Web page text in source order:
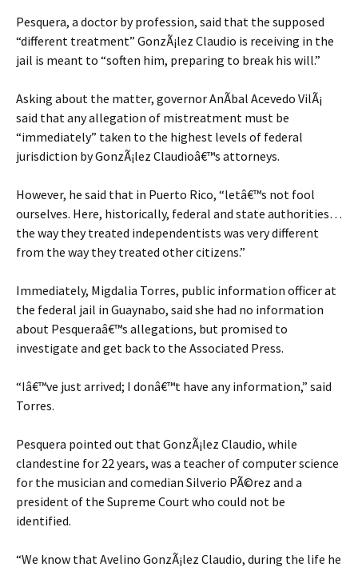
Pesquera, a doctor by profession, said that the supposed
“different treatment” GonzÃ¡lez Claudio is receiving in the
jail is meant to “soften him, preparing to break his will.”
Asking about the matter, governor AnÃ­bal Acevedo VilÃ¡
said that any allegation of mistreatment must be
“immediately” taken to the highest levels of federal
jurisdiction by GonzÃ¡lez Claudioâ€™s attorneys.
However, he said that in Puerto Rico, “letâ€™s not fool
ourselves. Here, historically, federal and state authorities…
the way they treated independentists was very different
from the way they treated other citizens.”
Immediately, Migdalia Torres, public information officer at
the federal jail in Guaynabo, said she had no information
about Pesqueraâ€™s allegations, but promised to
investigate and get back to the Associated Press.
“Iâ€™ve just arrived; I donâ€™t have any information,” said
Torres.
Pesquera pointed out that GonzÃ¡lez Claudio, while
clandestine for 22 years, was a teacher of computer science
for the musician and comedian Silverio PÃ©rez and a
president of the Supreme Court who could not be
identified.
“We know that Avelino GonzÃ¡lez Claudio, during the life he